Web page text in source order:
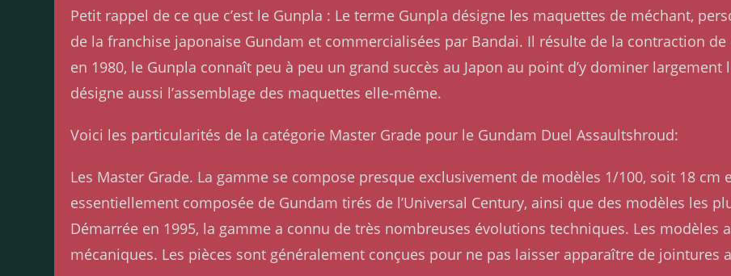
Petit rappel de ce que c’est le Gunpla : Le terme Gunpla désigne les maquettes de méchant,
de la franchise japonaise Gundam et commercialisées par Bandai. Il résulte de la contraction
en 1980, le Gunpla connaît peu à peu un grand succès au Japon au point d’y dominer largement
désigne aussi l’assemblage des maquettes elle-même.
Voici les particularités de la catégorie Master Grade pour le Gundam Duel Assaultshroud:
Les Master Grade. La gamme se compose presque exclusivement de modèles 1/100, soit 18 cm
essentiellement composée de Gundam tirés de l’Universal Century, ainsi que des modèles les
Démarrée en 1995, la gamme a connu de très nombreuses évolutions techniques. Les modèles
mécaniques. Les pièces sont généralement conçues pour ne pas laisser apparaître de jointures